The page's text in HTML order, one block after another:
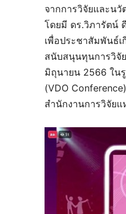
จากการวิจัยและน
โดยมี ดร.วิภารัตน์
เพื่อประชาสัมพันธ์
สนับสนุนทุนการวิจั
มิถุนายน 2566 ใน
(VDO
สำนักงานการวิจัยแ